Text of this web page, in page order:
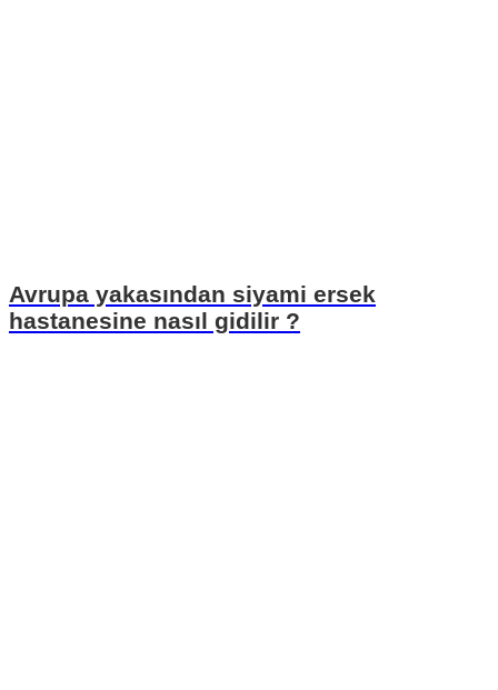
Avrupa yakasından siyami ersek
hastanesine nasıl gidilir ?